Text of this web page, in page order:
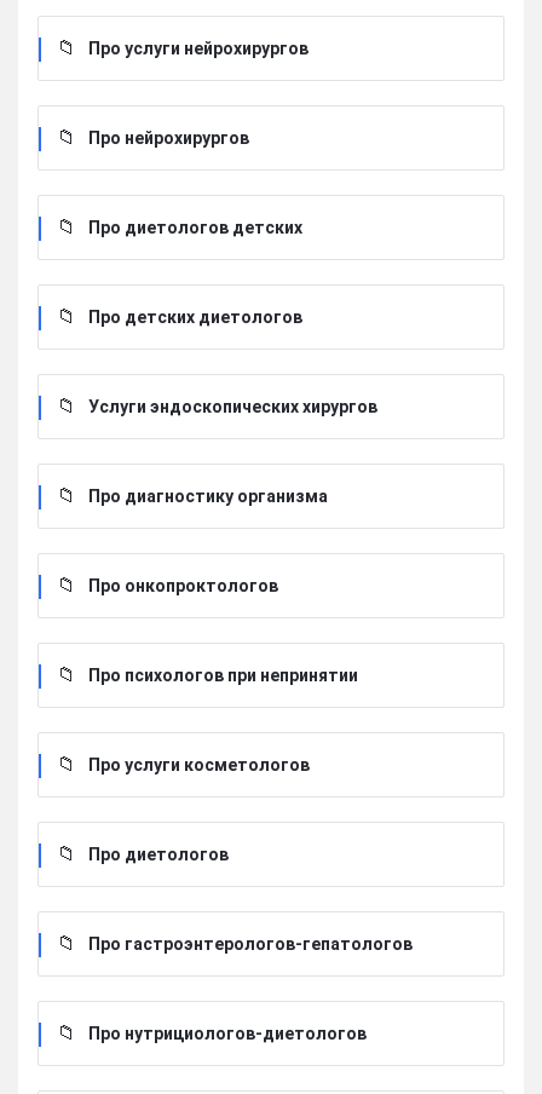
Про услуги нейрохирургов
Про нейрохирургов
Про диетологов детских
Про детских диетологов
Услуги эндоскопических хирургов
Про диагностику организма
Про онкопроктологов
Про психологов при непринятии
Про услуги косметологов
Про диетологов
Про гастроэнтерологов-гепатологов
Про нутрициологов-диетологов